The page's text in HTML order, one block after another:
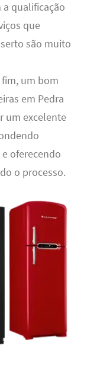
qualificação
que
são muito
fim, um bom
em Pedra
um excelente
oferecendo
o processo.